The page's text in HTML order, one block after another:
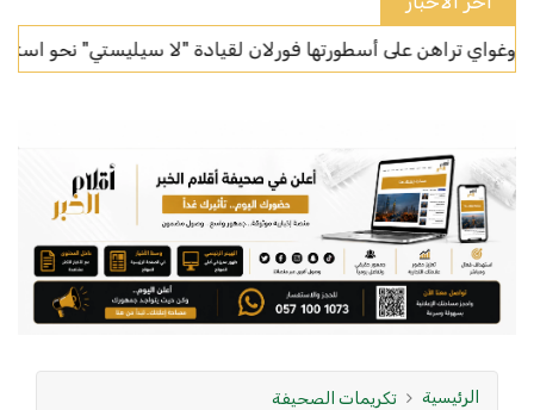
على أسطورتها فورلان لقيادة "لا سيليستي" نحو استعادة
الرئيسية
تكريمات الصحيفة